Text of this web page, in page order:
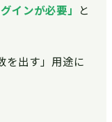
インが必要」 と
を出す」用途に